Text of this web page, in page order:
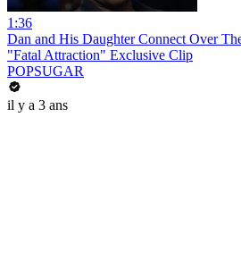
1:36
Dan and His Daughter Connect Over
"Fatal Attraction" Exclusive Clip
POPSUGAR
il y a 3 ans